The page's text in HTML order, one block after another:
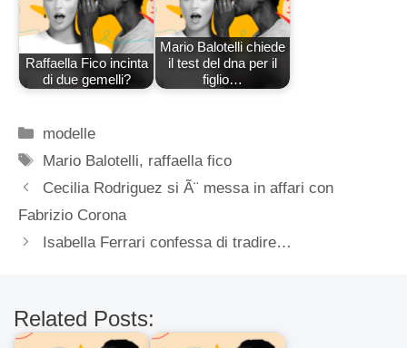
Raffaella Fico incinta
di due gemelli?
Mario Balotelli chiede
il test del dna per il
figlio…
Categorie
modelle
Tag
Mario Balotelli, raffaella fico
Cecilia Rodriguez si Ã¨ messa in affari con
Fabrizio Corona
Isabella Ferrari confessa di tradire…
Related Posts: